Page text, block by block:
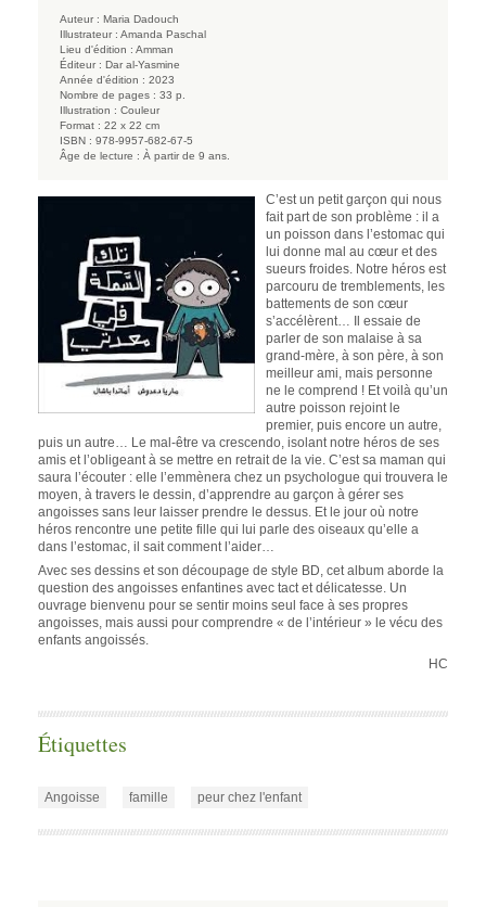
Auteur : Maria Dadouch
Illustrateur : Amanda Paschal
Lieu d'édition : Amman
Éditeur : Dar al-Yasmine
Année d'édition : 2023
Nombre de pages : 33 p.
Illustration : Couleur
Format : 22 x 22 cm
ISBN : 978-9957-682-67-5
Âge de lecture : À partir de 9 ans.
C’est un petit garçon qui nous
fait part de son problème : il a
un poisson dans l’estomac qui
lui donne mal au cœur et des
sueurs froides. Notre héros est
parcouru de tremblements, les
battements de son cœur
s’accélèrent… Il essaie de
parler de son malaise à sa
grand-mère, à son père, à son
meilleur ami, mais personne
ne le comprend ! Et voilà qu’un
autre poisson rejoint le
premier, puis encore un autre,
puis un autre… Le mal-être va crescendo, isolant notre héros de ses
amis et l’obligeant à se mettre en retrait de la vie. C’est sa maman qui
saura l’écouter : elle l’emmènera chez un psychologue qui trouvera le
moyen, à travers le dessin, d’apprendre au garçon à gérer ses
angoisses sans leur laisser prendre le dessus. Et le jour où notre
héros rencontre une petite fille qui lui parle des oiseaux qu’elle a
dans l’estomac, il sait comment l’aider…
Avec ses dessins et son découpage de style BD, cet album aborde la
question des angoisses enfantines avec tact et délicatesse. Un
ouvrage bienvenu pour se sentir moins seul face à ses propres
angoisses, mais aussi pour comprendre « de l’intérieur » le vécu des
enfants angoissés.
HC
Étiquettes
Angoisse famille peur chez l'enfant